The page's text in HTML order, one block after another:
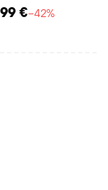
€−42%